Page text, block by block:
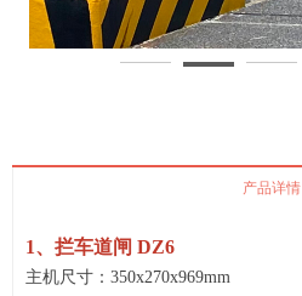
产品详情
1、拦车道闸 DZ6
主机尺寸：350x270x969mm